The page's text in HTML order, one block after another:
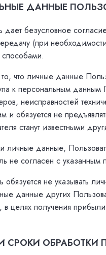
ДАННЫЕ
дает безусловное
(при
способами.
что личные данные
к персональным
неисправностей
и обязуется не
станут известными
личные данные,
не согласен с
обязуется не указывать
данные других
в целях получения
СРОКИ